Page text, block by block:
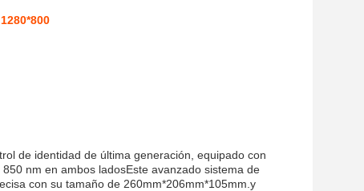
de identidad de última generación, equipado con
nm en ambos ladosEste avanzado sistema de
con su tamaño de 260mm*206mm*105mm.y